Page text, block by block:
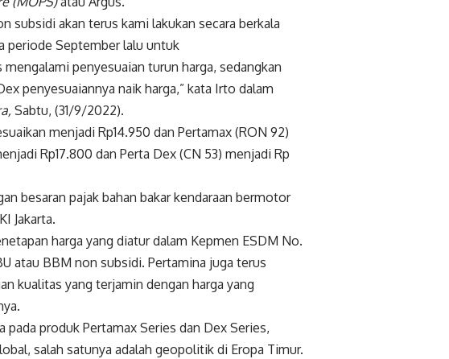
subsidi akan terus kami lakukan secara berkala
periode September lalu untuk
penyesuaian turun harga, sedangkan
penyesuaiannya naik harga,” kata Irto dalam
Sabtu, (31/9/2022).
menjadi Rp14.950 dan Pertamax (RON 92)
Rp17.800 dan Perta Dex (CN 53) menjadi Rp
besaran pajak bahan bakar kendaraan bermotor
Jakarta.
harga yang diatur dalam Kepmen ESDM No.
atau BBM non subsidi. Pertamina juga terus
kualitas yang terjamin dengan harga yang
pada produk Pertamax Series dan Dex Series,
salah satunya adalah geopolitik di Eropa Timur.